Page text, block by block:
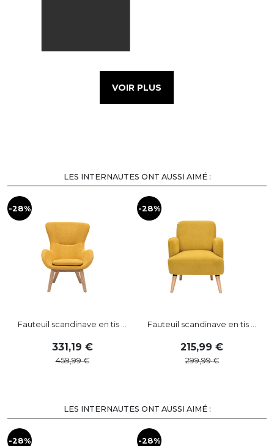
VOIR PLUS
LES INTERNAUTES ONT AUSSI AIMÉ :
-28%
Fauteuil scandinave en tis ...
331,19
459,99
-28%
Fauteuil scandinave en tis ...
215,99
299,99
LES INTERNAUTES ONT AUSSI AIMÉ :
-28% -28%